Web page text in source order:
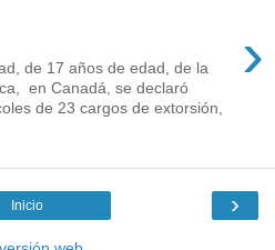
›
de 17 años de edad, de la
en Canadá, se declaró
de 23 cargos de extorsión,
›
Inicio